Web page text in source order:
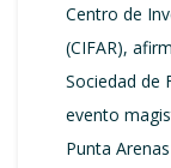
Centro de
(CIFAR),
Sociedad de
evento
Punta